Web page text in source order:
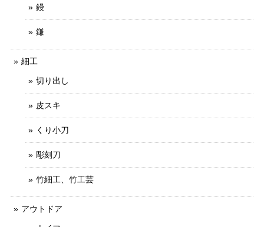
鏝
鎌
細工
切り出し
皮スキ
くり小刀
彫刻刀
竹細工、竹工芸
アウトドア